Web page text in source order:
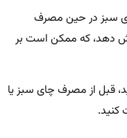
سبز در حین مصرف
دهد، که ممکن است بر
قبل از مصرف چای سبز یا